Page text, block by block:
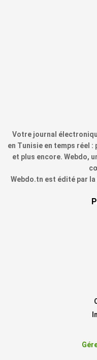
Votre journal
en Tunisie en temps réel
et plus encore. Webdo,
Webdo.tn est édité par la